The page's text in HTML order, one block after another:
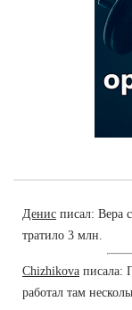
Денис писал: Вера
тратило 3 млн.
Chizhikova писала:
работал там